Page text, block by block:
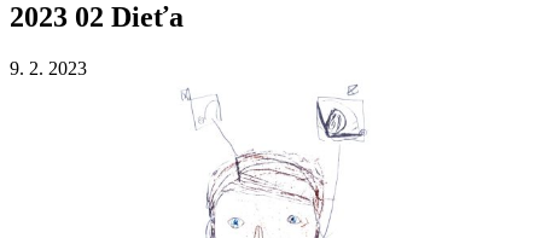
2023 02 Dieťa
9. 2. 2023